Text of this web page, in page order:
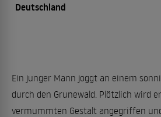
Deutschland
Ein junger Mann joggt an einem
durch den Grunewald. Plötzlich wird
vermummten Gestalt angegriffen